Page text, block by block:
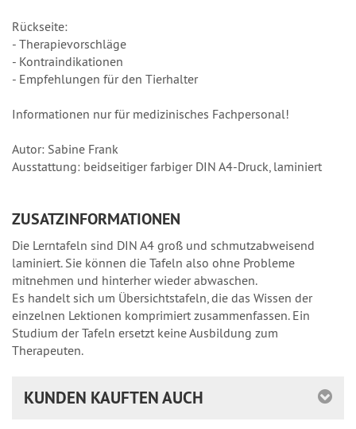
Rückseite:
- Therapievorschläge
- Kontraindikationen
- Empfehlungen für den Tierhalter
Informationen nur für medizinisches Fachpersonal!
Autor: Sabine Frank
Ausstattung: beidseitiger farbiger DIN A4-Druck, laminiert
ZUSATZINFORMATIONEN
Die Lerntafeln sind DIN A4 groß und schmutzabweisend
laminiert. Sie können die Tafeln also ohne Probleme
mitnehmen und hinterher wieder abwaschen.
Es handelt sich um Übersichtstafeln, die das Wissen der
einzelnen Lektionen komprimiert zusammenfassen. Ein
Studium der Tafeln ersetzt keine Ausbildung zum
Therapeuten.
KUNDEN KAUFTEN AUCH